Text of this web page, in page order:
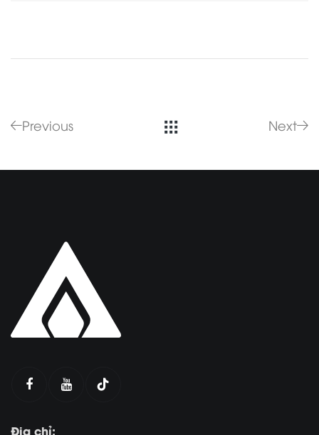
Previous Next
Địa chỉ: